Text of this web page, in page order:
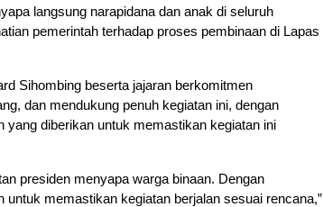
langsung narapidana dan anak di seluruh
pemerintah terhadap proses pembinaan di Lapas
Sihombing beserta jajaran berkomitmen
dan mendukung penuh kegiatan ini, dengan
yang diberikan untuk memastikan kegiatan ini
presiden menyapa warga binaan. Dengan
untuk memastikan kegiatan berjalan sesuai rencana,”